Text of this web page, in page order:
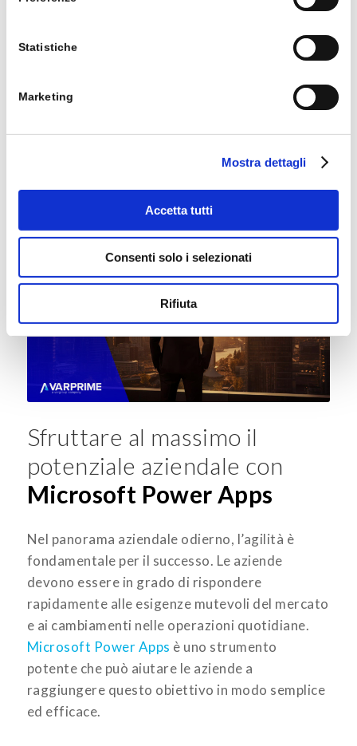
Statistiche
Marketing
Mostra dettagli
Accetta tutti
Consenti solo i selezionati
Rifiuta
15 MARZO 2024
MICROSOFT POWER
APPS: COS’È E CASI
D’USO DI SUCCESSO
Sfruttare al massimo il
potenziale aziendale con
Microsoft Power Apps
Nel panorama aziendale odierno, l’agilità è
fondamentale per il successo. Le aziende
devono essere in grado di rispondere
rapidamente alle esigenze mutevoli del mercato
e ai cambiamenti nelle operazioni quotidiane.
Microsoft Power Apps è uno strumento
potente che può aiutare le aziende a
raggiungere questo obiettivo in modo semplice
ed efficace.